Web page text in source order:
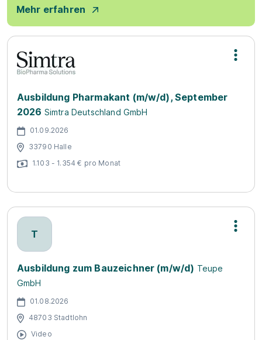
Mehr erfahren
Ausbildung Pharmakant (m/w/d), September
2026 Simtra Deutschland GmbH
01.09.2026
33790 Halle
1.103 - 1.354 € pro Monat
T
Ausbildung zum Bauzeichner (m/w/d) Teupe
GmbH
01.08.2026
48703 Stadtlohn
Video